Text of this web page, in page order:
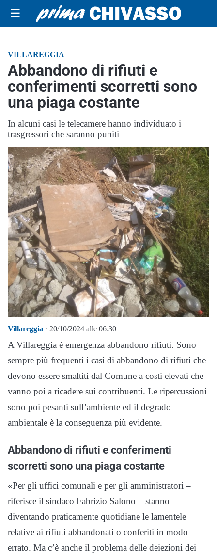
☰
VILLAREGGIA
Abbandono di rifiuti e
conferimenti scorretti sono
una piaga costante
In alcuni casi le telecamere hanno individuato i
trasgressori che saranno puniti
Villareggia · 20/10/2024 alle 06:30
A Villareggia è emergenza abbandono rifiuti. Sono
sempre più frequenti i casi di abbandono di rifiuti che
devono essere smaltiti dal Comune a costi elevati che
vanno poi a ricadere sui contribuenti. Le ripercussioni
sono poi pesanti sull’ambiente ed il degrado
ambientale è la conseguenza più evidente.
Abbandono di rifiuti e conferimenti
scorretti sono una piaga costante
«Per gli uffici comunali e per gli amministratori –
riferisce il sindaco Fabrizio Salono – stanno
diventando praticamente quotidiane le lamentele
relative ai rifiuti abbandonati o conferiti in modo
errato. Ma c’è anche il problema delle deiezioni dei